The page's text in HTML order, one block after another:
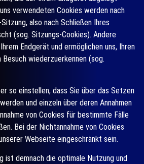
verwendeten Cookies werden nach
also nach Schließen Ihres
(sog. Sitzungs-Cookies). Andere
Endgerät und ermöglichen uns, Ihren
wiederzuerkennen (sog.
so einstellen, dass Sie über das Setzen
und einzeln über deren Annahmen
von Cookies für bestimmte Fälle
Bei der Nichtannahme von Cookies
Webseite eingeschränkt sein.
ist demnach die optimale Nutzung und